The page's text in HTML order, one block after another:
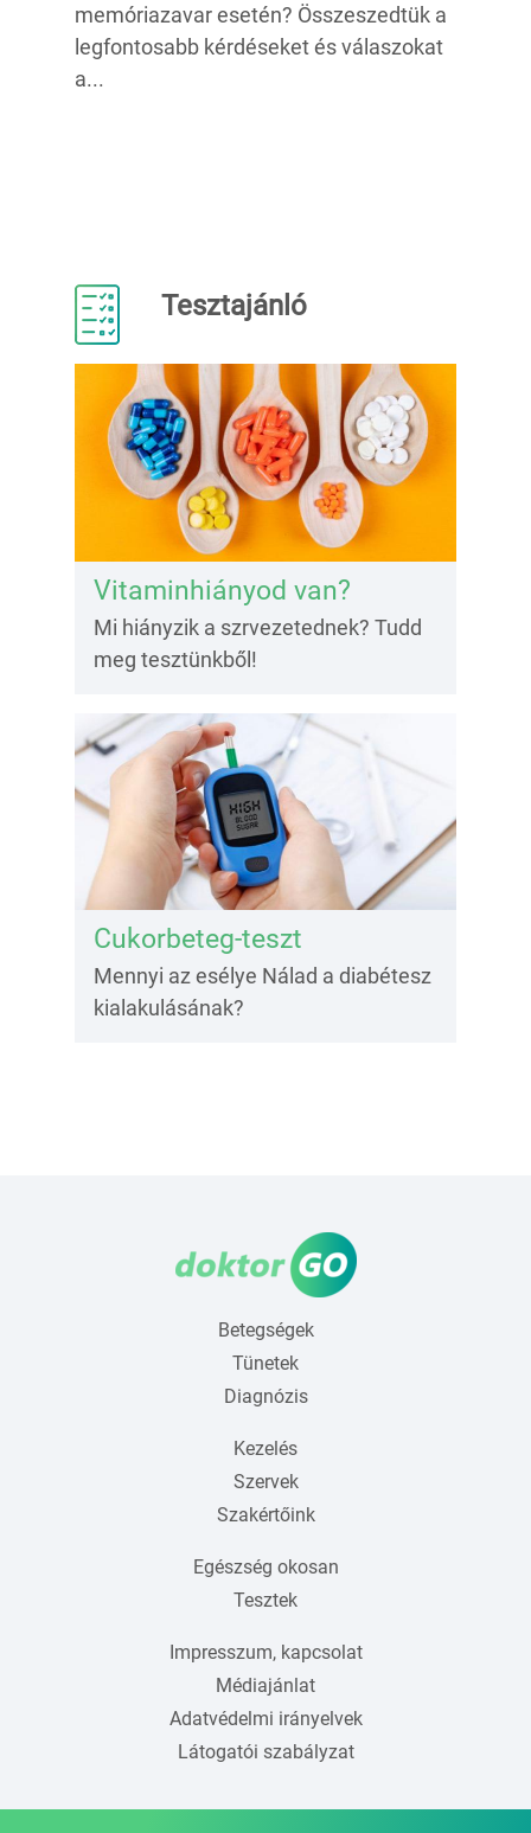
memóriazavar esetén? Összeszedtük a
legfontosabb kérdéseket és válaszokat
a...
Tesztajánló
Vitaminhiányod van?
Mi hiányzik a szrvezetednek? Tudd
meg tesztünkből!
Cukorbeteg-teszt
Mennyi az esélye Nálad a diabétesz
kialakulásának?
Betegségek
Tünetek
Diagnózis
Kezelés
Szervek
Szakértőink
Egészség okosan
Tesztek
Impresszum, kapcsolat
Médiajánlat
Adatvédelmi irányelvek
Látogatói szabályzat